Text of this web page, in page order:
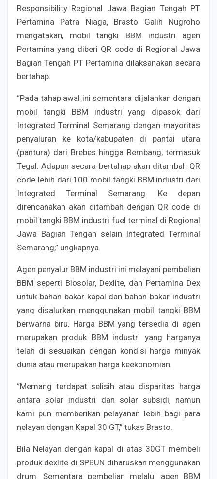
Responsibility Regional Jawa Bagian Tengah PT
Pertamina Patra Niaga, Brasto Galih Nugroho
mengatakan, mobil tangki BBM industri agen
Pertamina yang diberi QR code di Regional Jawa
Bagian Tengah PT Pertamina dilaksanakan secara
bertahap.
“Pada tahap awal ini sementara dijalankan dengan
mobil tangki BBM industri yang dipasok dari
Integrated Terminal Semarang dengan mayoritas
penyaluran ke kota/kabupaten di pantai utara
(pantura) dari Brebes hingga Rembang, termasuk
Tegal. Adapun secara bertahap akan ditambah QR
code lebih dari 100 mobil tangki BBM industri dari
Integrated Terminal Semarang. Ke depan
direncanakan akan ditambah dengan QR code di
mobil tangki BBM industri fuel terminal di Regional
Jawa Bagian Tengah selain Integrated Terminal
Semarang,” ungkapnya.
Agen penyalur BBM industri ini melayani pembelian
BBM seperti Biosolar, Dexlite, dan Pertamina Dex
untuk bahan bakar kapal dan bahan bakar industri
yang disalurkan menggunakan mobil tangki BBM
berwarna biru. Harga BBM yang tersedia di agen
merupakan produk BBM industri yang harganya
telah di sesuaikan dengan kondisi harga minyak
dunia atau merupakan harga keekonomian.
“Memang terdapat selisih atau disparitas harga
antara solar industri dan solar subsidi, namun
kami pun memberikan pelayanan lebih bagi para
nelayan dengan Kapal 30 GT,” tukas Brasto.
Bila Nelayan dengan kapal di atas 30GT membeli
produk dexlite di SPBUN diharuskan menggunakan
drum. Sementara pembelian melalui agen BBM